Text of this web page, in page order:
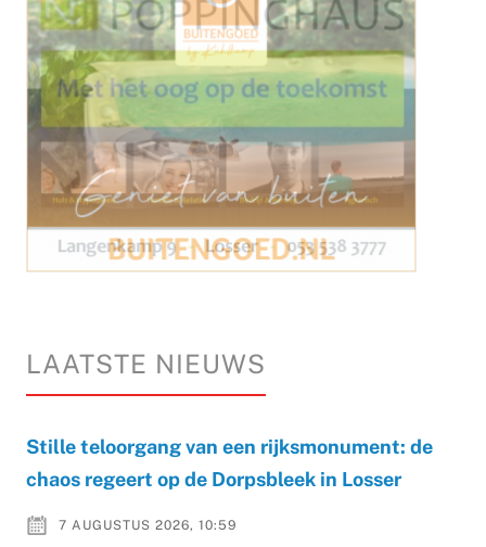
LAATSTE NIEUWS
Stille teloorgang van een rijksmonument: de
chaos regeert op de Dorpsbleek in Losser
7 AUGUSTUS 2026, 10:59